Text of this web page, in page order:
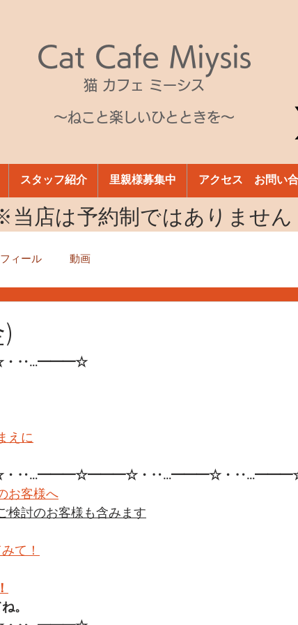
Cat Cafe Miysis
猫 カフェ ミーシス
～ねこと楽しいひとときを～
スタッフ紹介 里親様募集中 アクセス お問い
当店は予約制ではありません
ィール 動画
‥…━━━☆
えに
‥…━━━☆━━━☆・‥…━━━☆・
お客様へ
検討のお客様も含みます
て！
。